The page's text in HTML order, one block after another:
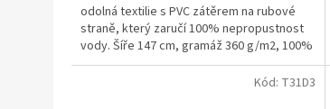
5
hvězdiček.
odolná textilie s PVC zátěrem na rubové
straně, který zaručí 100% nepropustnost
vody. Šíře 147 cm, gramáž 360 g/m2, 100%
PES. Vodoodpudivá...
Kód: T31D3